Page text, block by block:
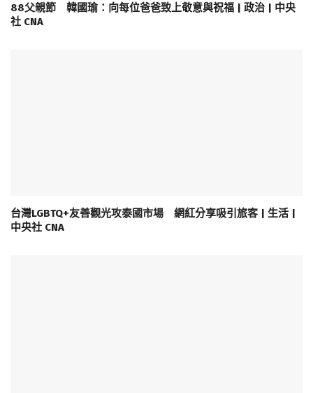
88父親節 韓國瑜：向每位爸爸致上敬意與祝福 | 政治 | 中央
社 CNA
台灣LGBTQ+友善觀光攻泰國市場 網紅分享吸引旅客 | 生活 |
中央社 CNA